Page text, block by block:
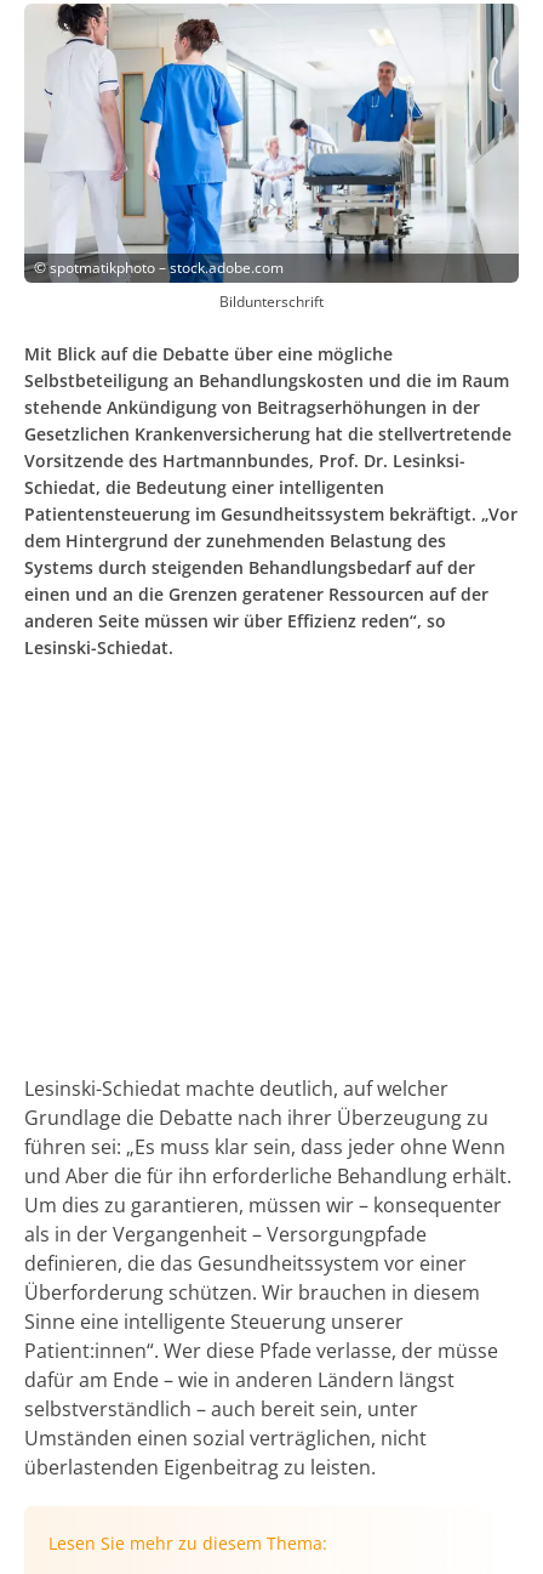
©spotmatikphoto – stock.adobe.com
Bildunterschrift
Mit Blick auf die Debatte über eine mögliche
Selbstbeteiligung an Behandlungskosten und die im Raum
stehende Ankündigung von Beitragserhöhungen in der
Gesetzlichen Krankenversicherung hat die stellvertretende
Vorsitzende des Hartmannbundes, Prof. Dr. Lesinksi-
Schiedat, die Bedeutung einer intelligenten
Patientensteuerung im Gesundheitssystem bekräftigt. „Vor
dem Hintergrund der zunehmenden Belastung des
Systems durch steigenden Behandlungsbedarf auf der
einen und an die Grenzen geratener Ressourcen auf der
anderen Seite müssen wir über Effizienz reden“, so
Lesinski-Schiedat.
Lesinski-Schiedat machte deutlich, auf welcher
Grundlage die Debatte nach ihrer Überzeugung zu
führen sei: „Es muss klar sein, dass jeder ohne Wenn
und Aber die für ihn erforderliche Behandlung erhält.
Um dies zu garantieren, müssen wir – konsequenter
als in der Vergangenheit – Versorgungpfade
definieren, die das Gesundheitssystem vor einer
Überforderung schützen. Wir brauchen in diesem
Sinne eine intelligente Steuerung unserer
Patient:innen“. Wer diese Pfade verlasse, der müsse
dafür am Ende – wie in anderen Ländern längst
selbstverständlich – auch bereit sein, unter
Umständen einen sozial verträglichen, nicht
überlastenden Eigenbeitrag zu leisten.
Lesen Sie mehr zu diesem Thema: